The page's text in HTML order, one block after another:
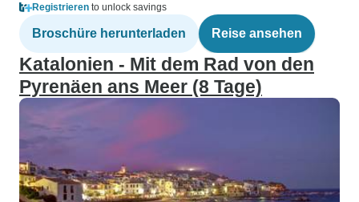
Registrieren to unlock savings
Broschüre herunterladen Reise ansehen
Katalonien - Mit dem Rad von den
Pyrenäen ans Meer (8 Tage)